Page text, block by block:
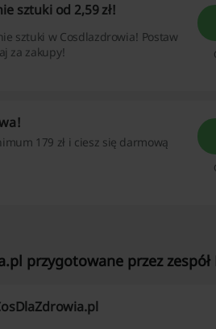
sztuki od 2,59 zł!
sztuki w Cosdlazdrowia! Postaw
za zakupy!
179 zł i ciesz się darmową
przygotowane przez zespół